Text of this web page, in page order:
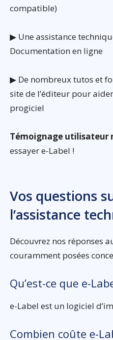
compatible)
▶ Une assistance
Documentation en ligne
▶ De nombreux tutos et
site de l’éditeur pour
progiciel
Témoignage utilisateur
essayer e-Label !
Vos questions
l’assistance
Découvrez nos réponses
couramment posées
Qu’est-ce que e-
e-Label est un logiciel
Combien coûte e-